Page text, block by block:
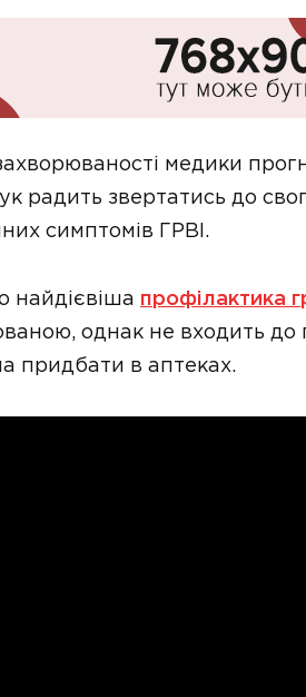
медики
радить звертатись до
симптомів ГРВІ.
найдієвіша профілактика
однак не входить до
придбати в аптеках.